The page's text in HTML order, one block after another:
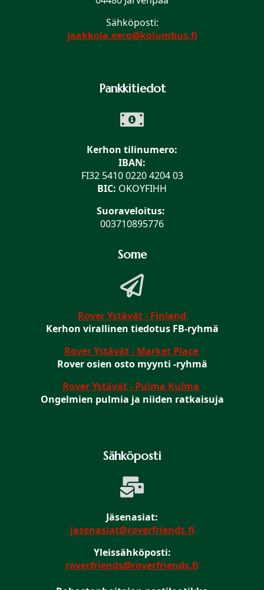
Sähköposti:
jaakkola.eero@kolumbus.fi
Pankkitiedot
Kerhon tilinumero:
IBAN:
FI32 5410 0220 4204 03
BIC: OKOYFIHH
Suoraveloitus:
003710895776
Some
Rover Ystävät - Finland
Kerhon virallinen tiedotus FB-ryhmä
Rover Ystävät - Market Place
Rover osien osto myynti -ryhmä
Rover Ystävät - Pulma Kulma
Ongelmien pulmia ja niiden ratkaisuja
Sähköposti
Jäsenasiat:
jasenasiat@roverfriends.fi
Yleissähköposti:
roverfriends@roverfriends.fi